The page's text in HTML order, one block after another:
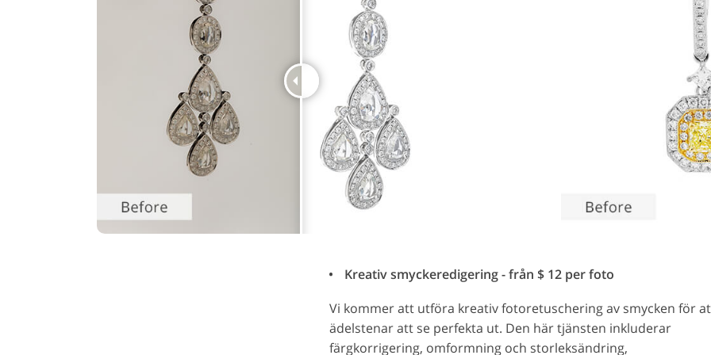
Kreativ smyckeredigering - från $ 12 per foto
Vi kommer att utföra kreativ fotoretuschering av smycken för
ädelstenar att se perfekta ut. Den här tjänsten inkluderar
färgkorrigering, omformning och storleksändring,